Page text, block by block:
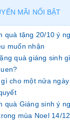
MÃI NỔI BẬT
quà tặng 20/10 ý
muốn nhận
quà giáng sinh
cho một nửa
quà Giáng sinh ý
mùa Noel 14/